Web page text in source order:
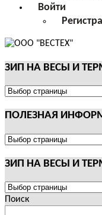
Войти
ЗИП НА ВЕСЫ И
ЗИП
ВЕСЫ
ТЕРМИНАЛЫ
ПОЛЕЗНАЯ
ПОЛЕЗНАЯ
ЗИП НА ВЕСЫ И
ЗИП
НА
Поиск